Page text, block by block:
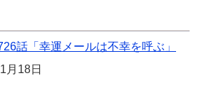
話「幸運メールは不幸を呼ぶ」
月18日